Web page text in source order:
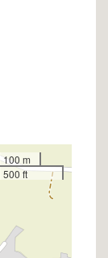
100 m
500 ft